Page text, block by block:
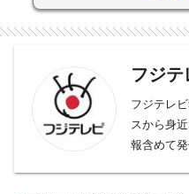
フジテ
フジテレ
スから身
報含めて発